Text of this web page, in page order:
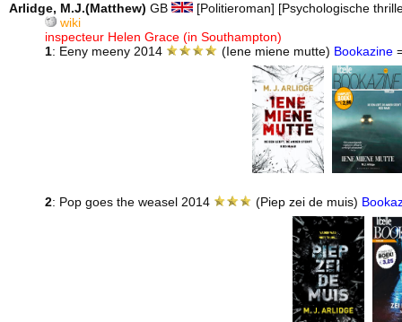
Arlidge, M.J.(Matthew) GB
[Politieroman] [Psychologische
wiki
inspecteur Helen Grace (in Southampton)
1: Eeny meeny 2014 (Iene miene mutte) Bookazine
2: Pop goes the weasel 2014 (Piep zei de muis)